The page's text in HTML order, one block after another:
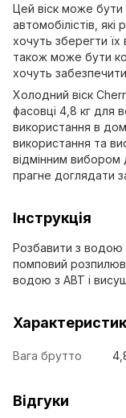
Цей віск може
автомобілістів,
хочуть зберегти їх
також може бути
хочуть забезпечити
Холодний віск
фасовці 4,8 кг для
використання в
використання та
відмінним вибором
прагне доглядати
Інструкція
Розбавити з водою
помповий
водою з АВТ і
Вага брутто
Відгуки